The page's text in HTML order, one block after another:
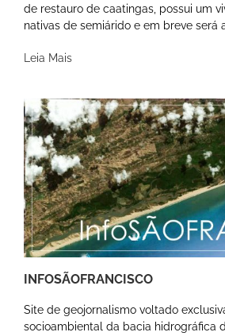
de restauro de caatingas, possui um
nativas de semiárido e em breve será
Leia Mais
INFOSÃOFRANCISCO
Site de geojornalismo voltado
socioambiental da bacia hidrográfica